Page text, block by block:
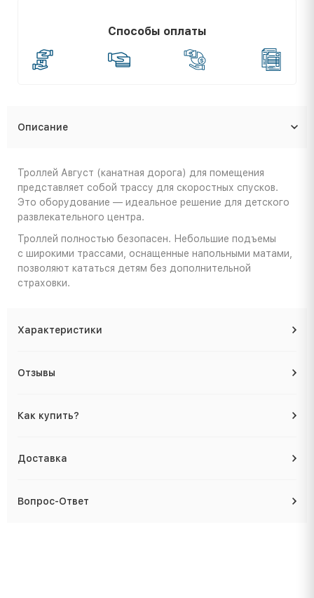
Способы оплаты
Описание
Троллей Август (канатная дорога) для помещения
представляет собой трассу для скоростных спусков.
Это оборудование — идеальное решение для детского
развлекательного центра.
Троллей полностью безопасен. Небольшие подъемы
с широкими трассами, оснащенные напольными матами,
позволяют кататься детям без дополнительной
страховки.
Характеристики
Отзывы
Как купить?
Доставка
Вопрос-Ответ